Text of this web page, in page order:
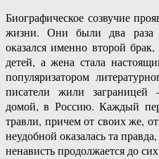
Биографическое созвучие
жизни. Они были два раза
оказался именно второй
детей, а жена стала
популяризатором
писатели жили заграницей
домой, в Россию. Каждый
травли, причем от своих же,
неудобной оказалась та
ненависть продолжается до